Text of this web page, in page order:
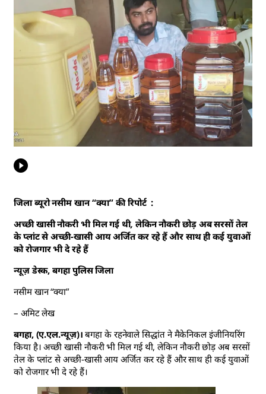
जिला ब्यूरो नसीम खान “क्या” की रिपोर्ट :
अच्छी खासी नौकरी भी मिल गई थी, लेकिन नौकरी छोड़ अब सरसों तेल
के प्लांट से अच्छी-खासी आय अर्जित कर रहे हैं और साथ ही कई युवाओं
को रोजगार भी दे रहे हैं
न्यूज़ डेस्क, बगहा पुलिस जिला
नसीम खान “क्या”
– अमिट लेख
बगहा, (ए.एल.न्यूज़)। बगहा के रहनेवाले सिद्धांत ने मैकेनिकल इंजीनियरिंग
किया है। अच्छी खासी नौकरी भी मिल गई थी, लेकिन नौकरी छोड़ अब सरसों
तेल के प्लांट से अच्छी-खासी आय अर्जित कर रहे हैं और साथ ही कई युवाओं
को रोजगार भी दे रहे हैं।